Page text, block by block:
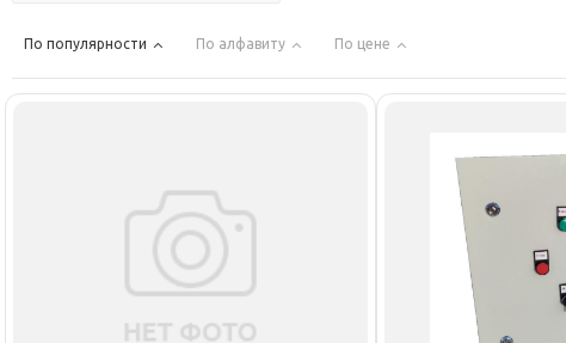
По популярности По алфавиту По цене